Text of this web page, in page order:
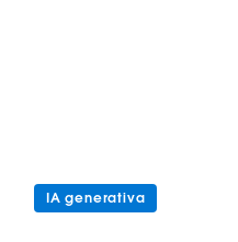
IA generativa